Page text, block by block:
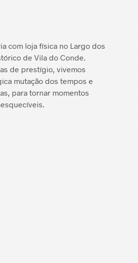
com loja física no Largo dos
de Vila do Conde.
de prestígio, vivemos
mutação dos tempos e
para tornar momentos